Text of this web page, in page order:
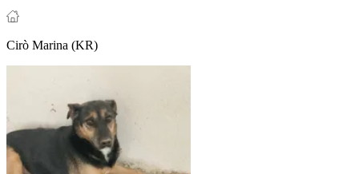
Cirò Marina (KR)